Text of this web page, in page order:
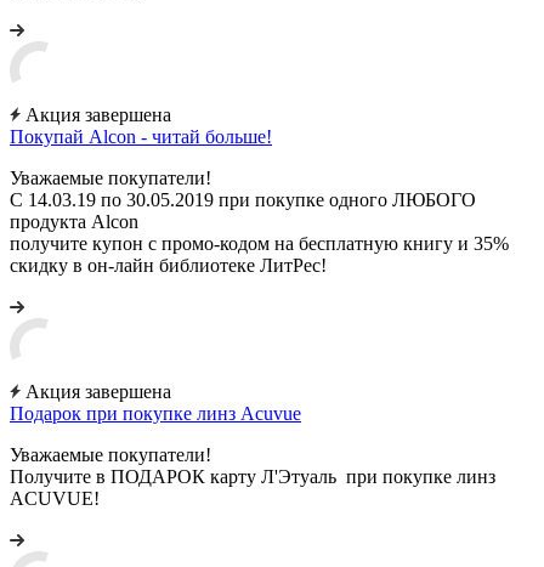
Акция завершена
Покупай Alcon - читай больше!
Уважаемые покупатели!
С 14.03.19 по 30.05.2019 при покупке одного ЛЮБОГО
продукта Alcon
получите купон с промо-кодом на бесплатную книгу и 35%
скидку в он-лайн библиотеке ЛитРес!
Акция завершена
Подарок при покупке линз Acuvue
Уважаемые покупатели!
Получите в ПОДАРОК карту Л'Этуаль при покупке линз
ACUVUE!